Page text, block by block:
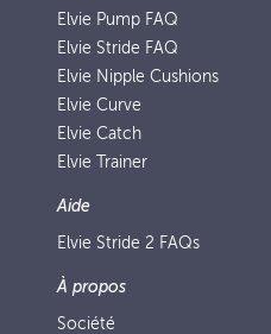
Elvie Pump FAQ
Elvie Stride FAQ
Elvie Nipple Cushions
Elvie Curve
Elvie Catch
Elvie Trainer
Aide
Elvie Stride 2 FAQs
À propos
Société